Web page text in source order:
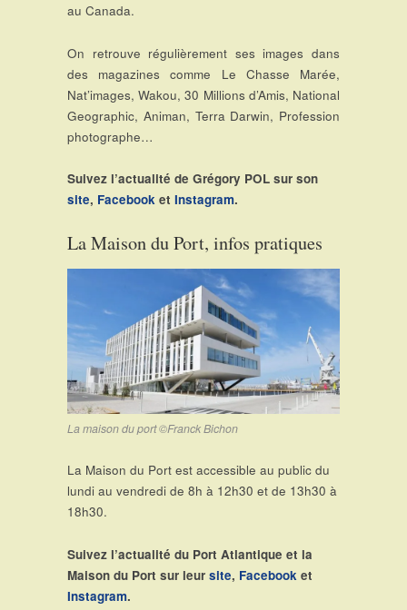
au Canada.
On retrouve régulièrement ses images dans
des magazines comme Le Chasse Marée,
Nat’images, Wakou, 30 Millions d’Amis, National
Geographic, Animan, Terra Darwin, Profession
photographe…
Suivez l’actualité de Grégory POL sur son
site, Facebook et Instagram.
La Maison du Port, infos pratiques
La maison du port ©Franck Bichon
La Maison du Port est accessible au public du
lundi au vendredi de 8h à 12h30 et de 13h30 à
18h30.
Suivez l’actualité du Port Atlantique et la
Maison du Port sur leur site, Facebook et
Instagram.